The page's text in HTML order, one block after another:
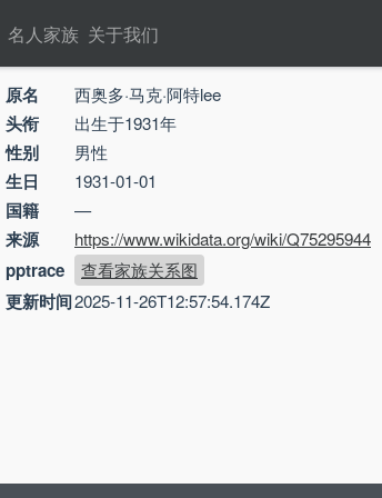
名人家族 关于我们
原名 西奥多·马克·阿特lee
头衔 出生于1931年
性别 男性
生日 1931-01-01
国籍 —
来源 https://www.wikidata.org/wiki/Q75295944
pptrace 查看家族关系图
更新时间2025-11-26T12:57:54.174Z